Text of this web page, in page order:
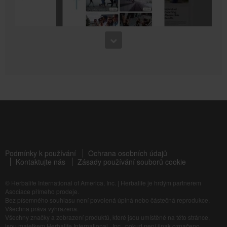
Každý sval pracuje se Samanthou Clayton
Posilování celého těla pro udržení zdravé kondice
Podmínky k používání
Ochrana osobních údajů
Kontaktujte nás
Zásady používání souborů cookie
© Herbalife International of America, Inc.
Herbalife je hrdým partnerem
Asociace přímeho prodeje.
Bez písemného souhlasu není povolená úplná nebo částečná reprodukce.
Všechna práva vyhrazena.
Všechny značky a zobrazení produktů, které jsou umístěné na této stránce,